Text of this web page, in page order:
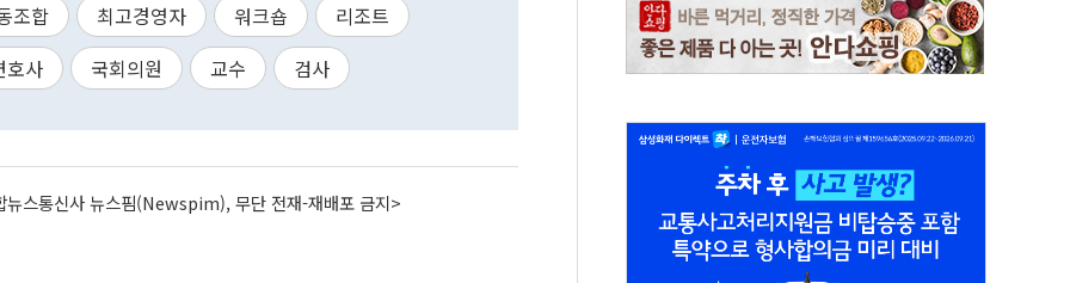
조합 최고경영자 워크숍
리조트
호사
국회의원 교수 검사
뉴스통신사 뉴스핌(Newspim), 무단 전재-재배포 금지>